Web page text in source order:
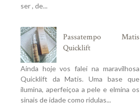
ser , de...
Passatempo Matis
Quicklift
Ainda hoje vos falei na maravilhosa
Quicklift da Matis. Uma base que
ilumina, aperfeiçoa a pele e elmina os
sinais de idade como ridulas...